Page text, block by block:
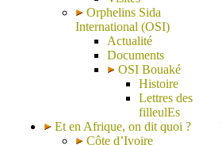
Orphelins Sida
International (OSI)
Actualité
Documents
OSI Bouaké
Histoire
Lettres des
filleulEs
Et en Afrique, on dit quoi ?
Côte d’Ivoire